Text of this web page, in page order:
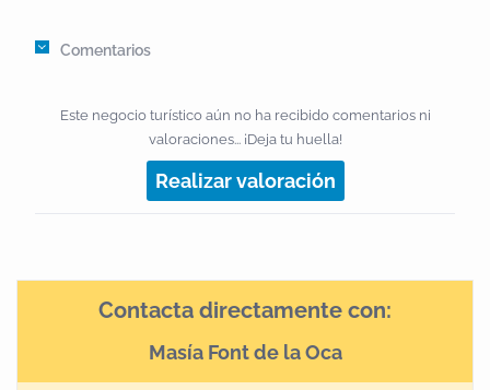
Comentarios
Este negocio turístico aún no ha recibido comentarios ni
valoraciones... ¡Deja tu huella!
Realizar valoración
Contacta directamente con:
Masía Font de la Oca